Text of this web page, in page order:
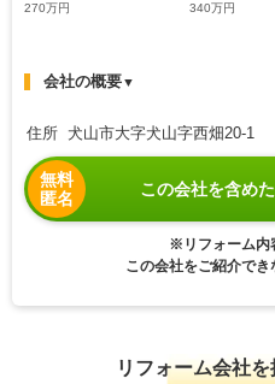
270万円
340万円
会社の概要▼
住所 犬山市大字犬山字西畑20-1
無料
匿名
この会社を含め
※リフォーム内
この会社をご紹介でき
リフォーム会社を